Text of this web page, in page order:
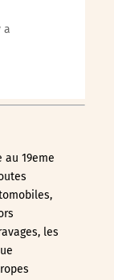
a
19eme
les